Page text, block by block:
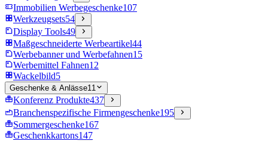
Immobilien Werbegeschenke107
Werkzeugsets54
Display Tools49
Maßgeschneiderte Werbeartikel44
Werbebanner und Werbefahnen15
Werbemittel Fahnen12
Wackelbild5
Geschenke & Anlässe11
Konferenz Produkte437
Branchenspezifische Firmengeschenke195
Sommergeschenke167
Geschenkkartons147